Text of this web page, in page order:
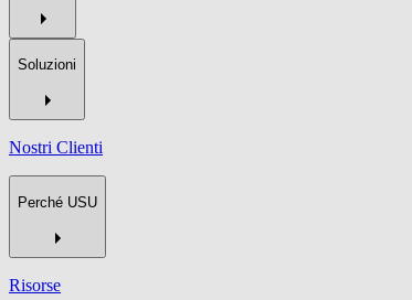
Soluzioni
Nostri Clienti
Perché USU
Risorse